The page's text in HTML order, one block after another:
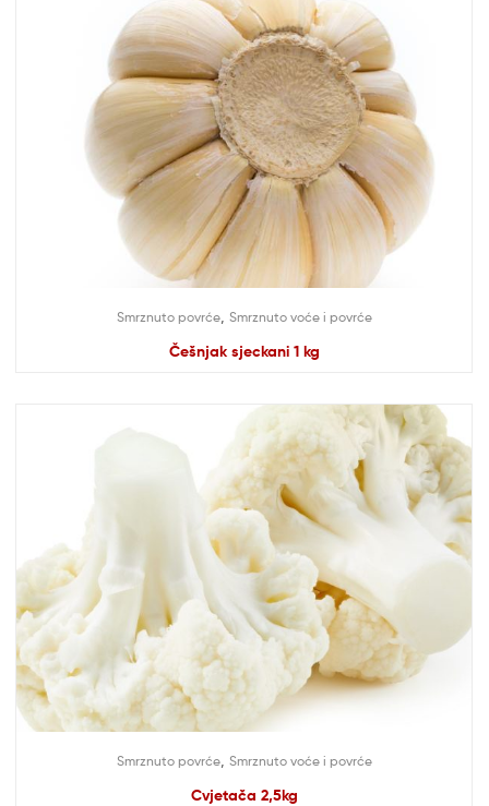
Smrznuto povrće, Smrznuto voće i povrće
Češnjak sjeckani 1 kg
Smrznuto povrće, Smrznuto voće i povrće
Cvjetača 2,5kg